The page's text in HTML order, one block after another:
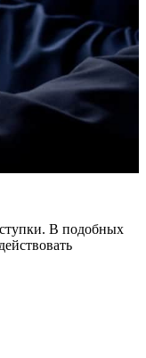
В подобных